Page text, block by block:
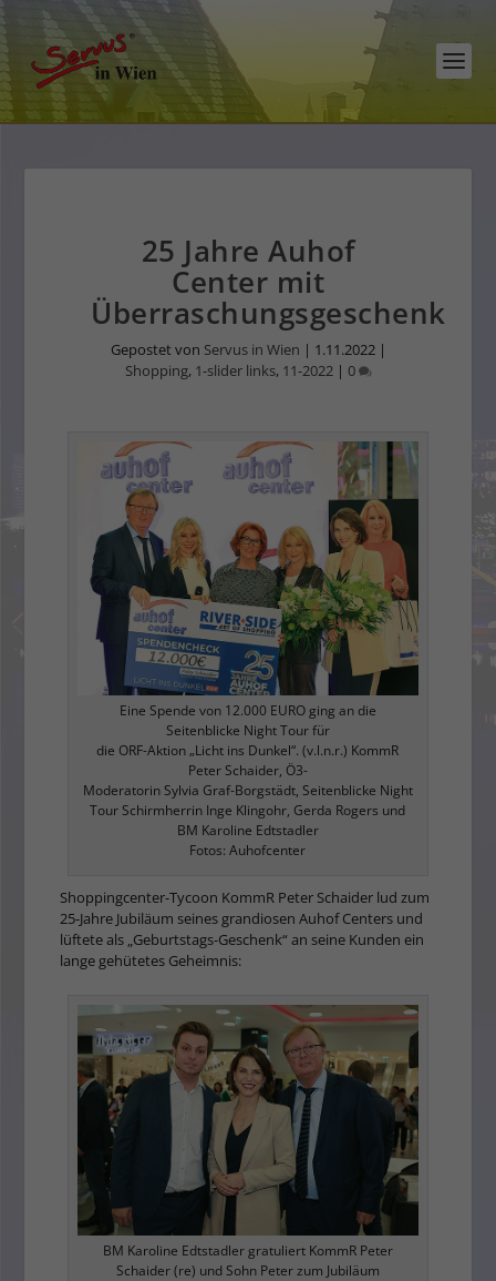
25 Jahre Auhof
Center mit
Überraschungsgeschenk
Gepostet von Servus in Wien | 1.11.2022|
Shopping, 1-slider links, 11-2022| 0
Eine Spende von 12.000 EURO ging an die
Seitenblicke Night Tour für
die ORF-Aktion „Licht ins Dunkel“. (v.l.n.r.) KommR
Peter Schaider, Ö3-
Moderatorin Sylvia Graf-Borgstädt, Seitenblicke Night
Tour Schirmherrin Inge Klingohr, Gerda Rogers und
BM Karoline Edtstadler
Fotos: Auhofcenter
Shoppingcenter-Tycoon KommR Peter Schaider lud zum
25-Jahre Jubiläum seines grandiosen Auhof Centers und
lüftete als „Geburtstags-Geschenk“ an seine Kunden ein
lange gehütetes Geheimnis:
BM Karoline Edtstadler gratuliert KommR Peter
Schaider (re) und Sohn Peter zum Jubiläum